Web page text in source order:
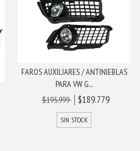
FAROS AUXILIARES / ANTINIEBLAS
PARA VW G...
$195.999
$189.779
SIN STOCK